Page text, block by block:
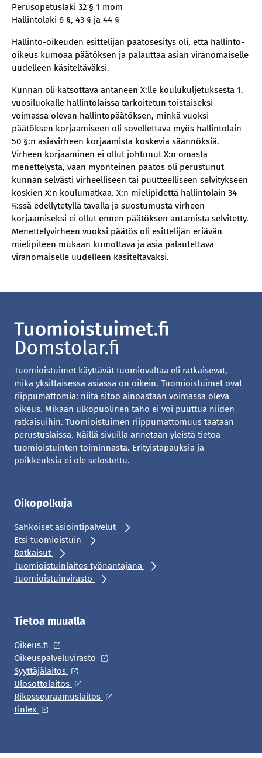
Perusopetuslaki 32 § 1 mom
Hallintolaki 6 §, 43 § ja 44 §
Hallinto-oikeuden esittelijän päätösesitys oli, että hallinto-
oikeus kumoaa päätöksen ja palauttaa asian viranomaiselle
uudelleen käsiteltäväksi.
Kunnan oli katsottava antaneen X:lle koulukuljetuksesta 1.
vuosiluokalle hallintolaissa tarkoitetun toistaiseksi
voimassa olevan hallintopäätöksen, minkä vuoksi
päätöksen korjaamiseen oli sovellettava myös hallintolain
50 §:n asiavirheen korjaamista koskevia säännöksiä.
Virheen korjaaminen ei ollut johtunut X:n omasta
menettelystä, vaan myönteinen päätös oli perustunut
kunnan selvästi virheelliseen tai puutteelliseen selvitykseen
koskien X:n koulumatkaa. X:n mielipidettä hallintolain 34
§:ssä edellytetyllä tavalla ja suostumusta virheen
korjaamiseksi ei ollut ennen päätöksen antamista selvitetty.
Menettelyvirheen vuoksi päätös oli esittelijän eriävän
mielipiteen mukaan kumottava ja asia palautettava
viranomaiselle uudelleen käsiteltäväksi.
Tuomioistuimet käyttävät tuomiovaltaa eli ratkaisevat,
mikä yksittäisessä asiassa on oikein. Tuomioistuimet ovat
riippumattomia: niitä sitoo ainoastaan voimassa oleva
oikeus. Mikään ulkopuolinen taho ei voi puuttua niiden
ratkaisuihin. Tuomioistuimen riippumattomuus taataan
perustuslaissa. Näillä sivuilla annetaan yleistä tietoa
tuomioistuinten toiminnasta. Erityistapauksia ja
poikkeuksia ei ole selostettu.
Oikopolkuja
Sähköiset asiointipalvelut
Etsi tuomioistuin
Ratkaisut
Tuomioistuinlaitos työnantajana
Tuomioistuinvirasto
Tietoa muualla
Oikeus.fi
Oikeuspalveluvirasto
Syyttäjälaitos
Ulosottolaitos
Rikosseuraamuslaitos
Finlex